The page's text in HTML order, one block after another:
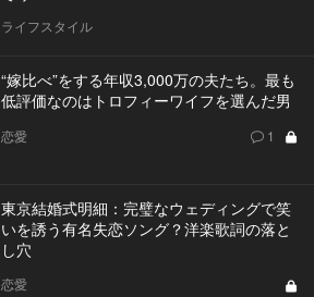
ライフスタイル
“嫁比べ”をする年収3,000万の夫たち。最も
低評価なのはトロフィーワイフを選んだ男
恋愛 1
東京結婚式明細：完璧なウェディングで笑
いを誘う有名失恋ソング？洋楽歌詞の落と
し穴
恋愛